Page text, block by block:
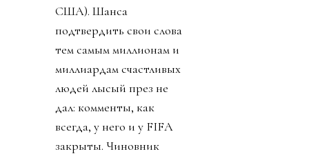
США). Шанса
подтвердить свои слова
тем самым миллионам и
миллиардам счастливых
людей лысый през не
дал: комменты, как
всегда, у него и у FIFA
закрыты. Чиновник